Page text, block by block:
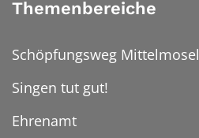
Themenbereiche
Schöpfungsweg Mittelmosel
Singen tut gut!
Ehrenamt